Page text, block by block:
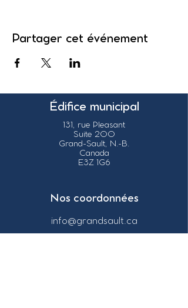
Partager cet événement
Édifice municipal
131, rue Pleasant
Suite 200
Grand-Sault, N.-B.
Canada
E3Z 1G6
Nos coordonnées
info@grandsault.ca